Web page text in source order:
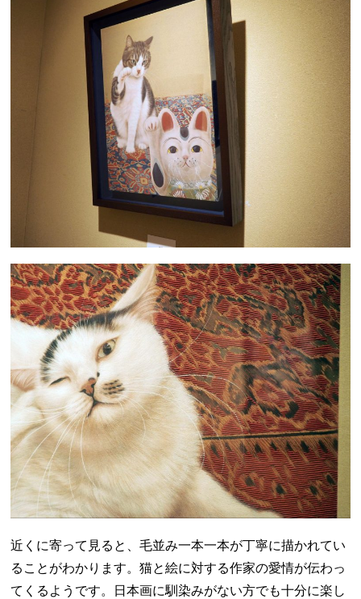
近くに寄って見ると、毛並み一本一本が丁寧に描かれてい
ることがわかります。猫と絵に対する作家の愛情が伝わっ
てくるようです。日本画に馴染みがない方でも十分に楽し